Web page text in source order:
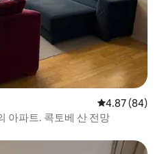
평점 4.87점(5
4.87 (84)
아파트. 콕토베 산 전망